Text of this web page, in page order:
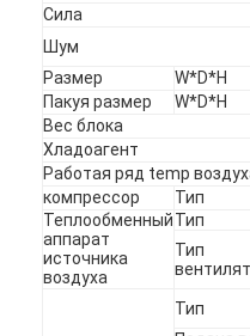
Горизонтальный
Вертикальный насос
Центробежный насос
Сверхмощный насос
тепловой насос
Тепловой насос
Сила
Шум
Размер
W*D*H
Пакуя размер
W*D*H
Вес блока
Хладоагент
Работая ряд temp
компрессор
Тип
Теплообменный
аппарат
источника
воздуха
Тип
Тип
Тип